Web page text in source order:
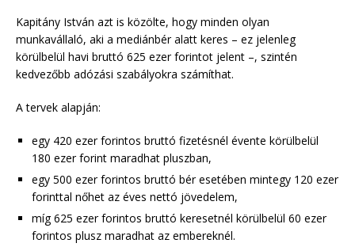
Kapitány István azt is közölte, hogy minden olyan
munkavállaló, aki a mediánbér alatt keres – ez jelenleg
körülbelül havi bruttó 625 ezer forintot jelent –, szintén
kedvezőbb adózási szabályokra számíthat.
A tervek alapján:
egy 420 ezer forintos bruttó fizetésnél évente körülbelül
180 ezer forint maradhat pluszban,
egy 500 ezer forintos bruttó bér esetében mintegy 120 ezer
forinttal nőhet az éves nettó jövedelem,
míg 625 ezer forintos bruttó keresetnél körülbelül 60 ezer
forintos plusz maradhat az embereknél.